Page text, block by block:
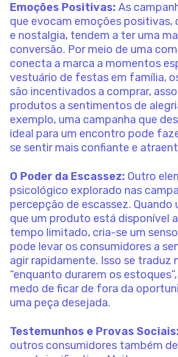
Emoções Positivas: As
que evocam emoções positivas,
e nostalgia, tendem a ter uma
conversão. Por meio de uma
conecta a marca a momentos
vestuário de festas em família,
são incentivados a comprar,
produtos a sentimentos de
exemplo, uma campanha que
ideal para um encontro pode
se sentir mais confiante e
O Poder da Escassez: Outro
psicológico explorado nas
percepção de escassez. Quando
que um produto está disponível
tempo limitado, cria-se um
pode levar os consumidores a
agir rapidamente. Isso se traduz
“enquanto durarem os
medo de ficar de fora da
uma peça desejada.
Testemunhos e Provas Sociais:
outros consumidores também